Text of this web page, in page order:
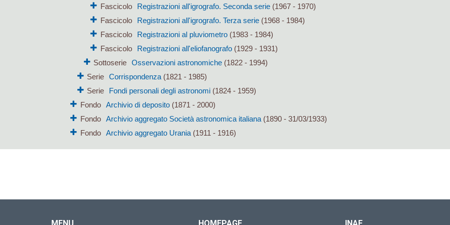
Fascicolo
Registrazioni all'igrografo. Seconda serie(1967 - 1970)
Fascicolo
Registrazioni all'igrografo. Terza serie(1968 - 1984)
Fascicolo
Registrazioni al pluviometro(1983 - 1984)
Fascicolo
Registrazioni all'eliofanografo(1929 - 1931)
Sottoserie
Osservazioni astronomiche (1822 - 1994)
Serie Corrispondenza(1821 - 1985)
Serie
Fondi personali degli astronomi(1824 - 1959)
Fondo
Archivio di deposito(1871 - 2000)
Fondo
Archivio aggregato Società astronomica italiana(1890 - 31/03/1933)
Fondo
Archivio aggregato Urania(1911 - 1916)